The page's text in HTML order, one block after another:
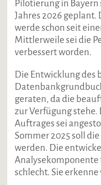
Pilotierung in
Jahres 2026
werde schon seit
Mittlerweile sei die
verbessert worden.
Die Entwicklung
geraten, da die
zur Verfügung stehe.
Auftrages sei
Sommer 2025 soll
werden. Die
schlecht. Sie